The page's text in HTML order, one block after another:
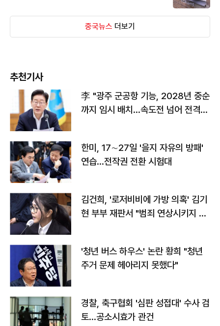
중국뉴스 더보기
추천기사
李 "광주 군공항 기능, 2028년 중순
까지 임시 배치…속도전 넘어 전격
한미, 17∼27일 '을지 자유의 방패'
연습…전작권 전환 시험대
김건희, '로저비비에 가방 의혹' 김기
현 부부 재판서 "범죄 연상시키지 말
'청년 버스 하우스' 논란 황희 "청년
주거 문제 헤아리지 못했다"
경찰, 축구협회 '심판 성접대' 수사 검
토…공소시효가 관건